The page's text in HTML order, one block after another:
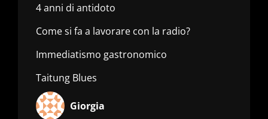
4 anni di antidoto
Come si fa a lavorare con la radio?
Immediatismo gastronomico
Taitung Blues
Giorgia